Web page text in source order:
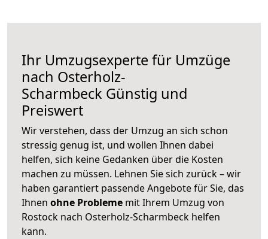
Ihr Umzugsexperte für Umzüge
nach Osterholz-
Scharmbeck Günstig und
Preiswert
Wir verstehen, dass der Umzug an sich schon
stressig genug ist, und wollen Ihnen dabei
helfen, sich keine Gedanken über die Kosten
machen zu müssen. Lehnen Sie sich zurück – wir
haben garantiert passende Angebote für Sie, das
Ihnen ohne Probleme mit Ihrem Umzug von
Rostock nach Osterholz-Scharmbeck helfen
kann.